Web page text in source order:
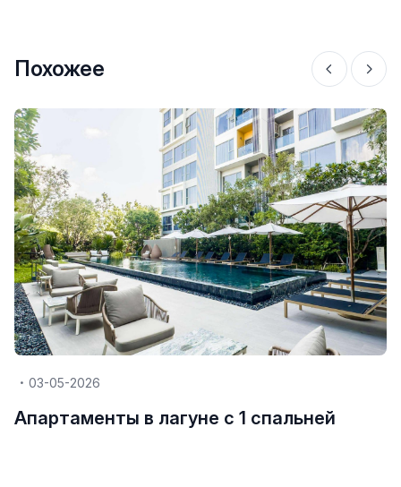
Похожее
03-05-2026
Апартаменты в лагуне с 1 спальней